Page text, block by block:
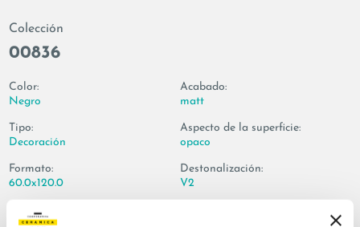
Colección
00836
Color:
Negro
Tipo:
Decoración
Formato:
60.0x120.0
Acabado:
matt
Aspecto de la superficie:
opaco
Destonalización:
V2